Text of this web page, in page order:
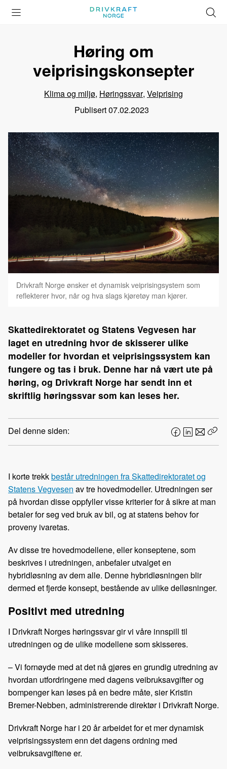
Høring om
veiprisingskonsepter
Klima og miljø, Høringssvar, Veiprising
Publisert07.02.2023
Drivkraft Norge ønsker et dynamisk veiprisingsystem som
reflekterer hvor, når og hva slags kjøretøy man kjører.
Skattedirektoratet og Statens Vegvesen har
laget en utredning hvor de skisserer ulike
modeller for hvordan et veiprisingssystem kan
fungere og tas i bruk. Denne har nå vært ute på
høring, og Drivkraft Norge har sendt inn et
skriftlig høringssvar som kan leses her.
Del denne siden:
F
a
e
b
o
L
i
k
e
d
E
-
o
s
t
I korte trekkbestår utredningen fra Skattedirektoratet og
Statens Vegvesen av tre hovedmodeller. Utredningen ser
på hvordan disse oppfyller visse kriterier for å sikre at man
betaler for seg ved bruk av bil, og at statens behov for
proveny ivaretas.
Av disse tre hovedmodellene, eller konseptene, som
beskrives i utredningen, anbefaler utvalget en
hybridløsning av dem alle. Denne hybridløsningen blir
dermed et fjerde konsept, bestående av ulike delløsninger.
Positivt med utredning
I Drivkraft Norges høringssvar gir vi våre innspill til
utredningen og de ulike modellene som skisseres.
– Vi fornøyde med at det nå gjøres en grundig utredning av
hvordan utfordringene med dagens veibruksavgifter og
bompenger kan løses på en bedre måte, sier Kristin
Bremer-Nebben, administrerende direktør i Drivkraft Norge.
Drivkraft Norge har i 20 år arbeidet for et mer dynamisk
veiprisingssystem enn det dagens ordning med
veibruksavgiftene er.